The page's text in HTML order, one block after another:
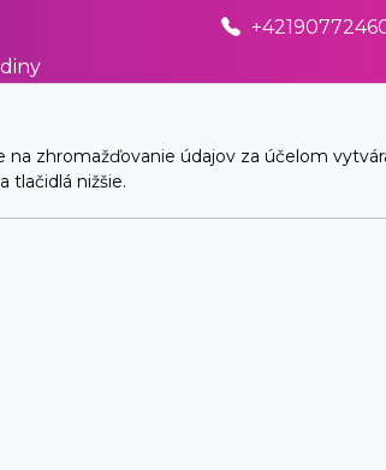
zhromažďovanie údajov za účelom
tlačidlá nižšie.
tu